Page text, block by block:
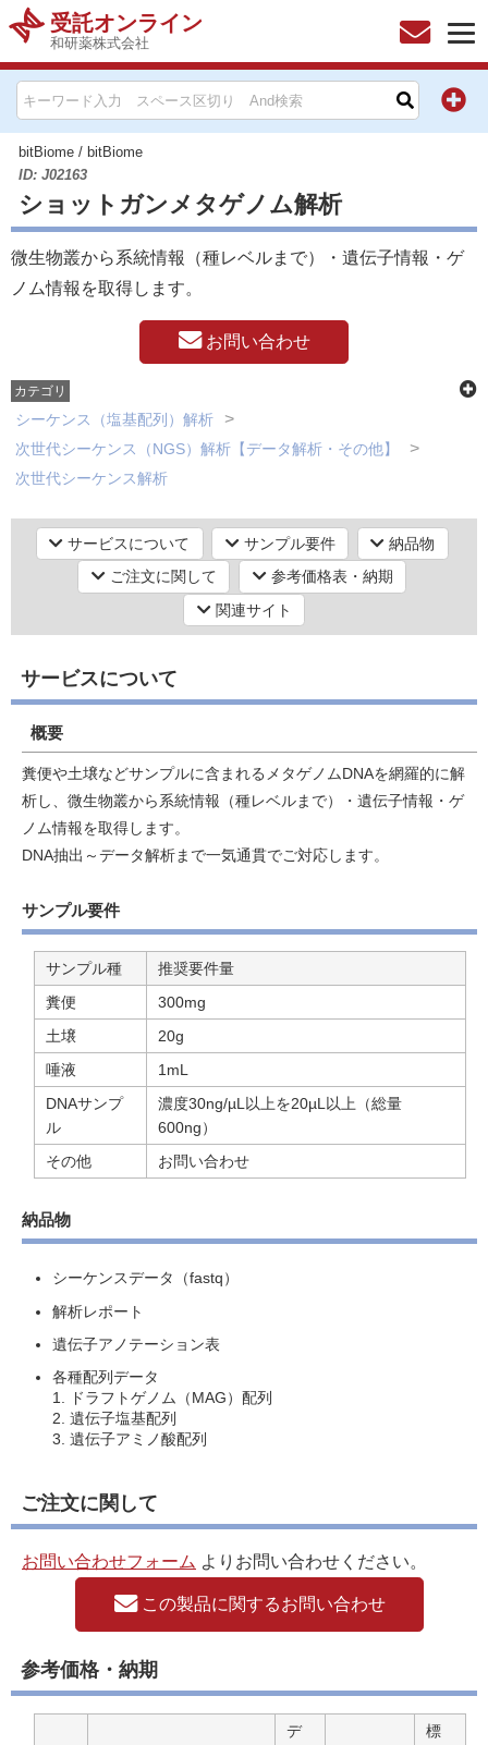
受託オンライン
和研薬株式会社
bitBiome/ bitBiome
ID: J02163
ショットガンメタゲノム解析
微生物叢から系統情報（種レベルまで）・遺伝子情報・ゲ
ノム情報を取得します。
お問い合わせ
カテゴリ
シーケンス（塩基配列）解析
次世代シーケンス（NGS）解析【データ解析・その他】
次世代シーケンス解析
次世代シーケンス（NGS）解析【ゲノムDNAシーケンス】
メタゲノム解析・メタトランスクリプトーム解析
サービスについて サンプル要件
納品物
ご注文に関して
参考価格表・納期
関連サイト
サービスについて
概要
糞便や土壌などサンプルに含まれるメタゲノムDNAを網羅的に解
析し、微生物叢から系統情報（種レベルまで）・遺伝子情報・ゲ
ノム情報を取得します。
DNA抽出～データ解析まで一気通貫でご対応します。
サンプル要件
サンプル種
推奨要件量
糞便
300mg
土壌
20g
唾液
1mL
DNAサンプ
ル
濃度30ng/µL以上を20µL以上（総量
600ng）
その他
お問い合わせ
納品物
シーケンスデータ（fastq）
解析レポート
遺伝子アノテーション表
各種配列データ
1. ドラフトゲノム（MAG）配列
2. 遺伝子塩基配列
3. 遺伝子アミノ酸配列
ご注文に関して
お問い合わせフォーム よりお問い合わせください。
この製品に関するお問い合わせ
参考価格・納期
デ
標
HOME
お問い合わせ
お知らせ
キャンペーン情報一覧
メーカー別索引
販売元別索引
ご利用ガイド
研究機器オンライン
実験フローガイド
ワケンG オンラインショップ
和研薬 ホームページ